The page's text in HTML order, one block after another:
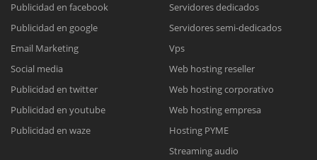
Reunión online
Meet para la reunión online.
Cotización
Chat Online
Todos nuestros ejecutivos están fuera de línea. Complete el formulario
Publicidad en facebook
Publicidad en google
Email Marketing
Social media
Publicidad en twitter
Publicidad en youtube
Publicidad en waze
Servidores dedicados
Servidores semi-dedicados
Vps
Web hosting reseller
Web hosting corporativo
Web hosting empresa
Hosting PYME
Streaming audio